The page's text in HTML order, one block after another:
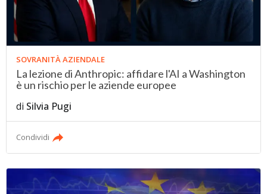
SOVRANITÀ AZIENDALE
La lezione di Anthropic: affidare l'AI a Washington
è un rischio per le aziende europee
di Silvia Pugi
Condividi